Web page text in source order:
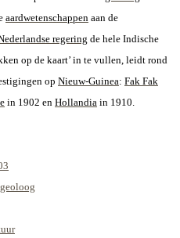
aardwetenschappen aan de
regering de hele Indische
op de kaart’ in te vullen, leidt rond
op Nieuw-Guinea: Fak Fak
in 1902 en Hollandia in 1910.